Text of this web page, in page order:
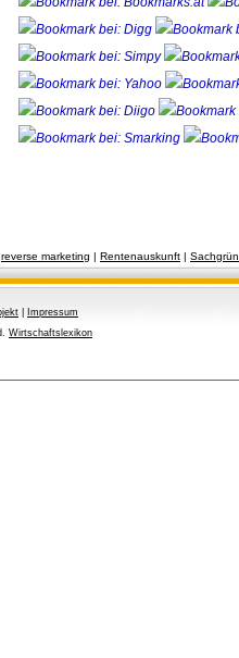
reverse marketing | Rentenauskunft |
Impressum
Wirtschaftslexikon